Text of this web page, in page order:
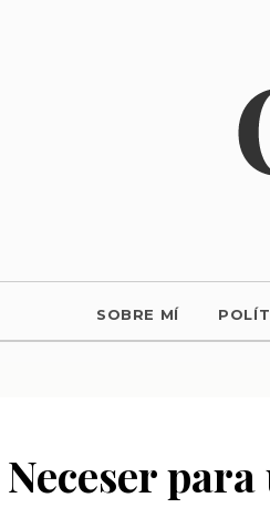
SOBRE MÍ
Neceser